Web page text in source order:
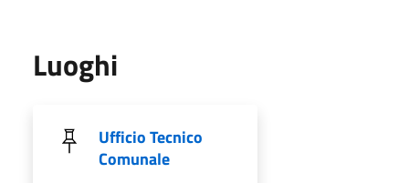
Luoghi
Ufficio Tecnico
Comunale